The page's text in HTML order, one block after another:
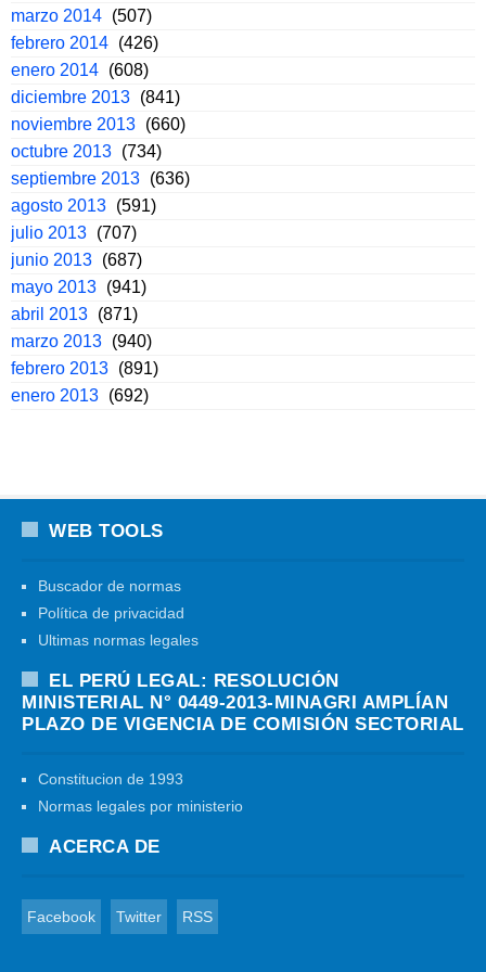
marzo 2014 (507)
febrero 2014 (426)
enero 2014 (608)
diciembre 2013 (841)
noviembre 2013 (660)
octubre 2013 (734)
septiembre 2013 (636)
agosto 2013 (591)
julio 2013 (707)
junio 2013 (687)
mayo 2013 (941)
abril 2013 (871)
marzo 2013 (940)
febrero 2013 (891)
enero 2013 (692)
WEB TOOLS
Buscador de normas
Política de privacidad
Ultimas normas legales
EL PERÚ LEGAL: RESOLUCIÓN
MINISTERIAL N° 0449-2013-MINAGRI AMPLÍAN
PLAZO DE VIGENCIA DE COMISIÓN SECTORIAL
Constitucion de 1993
Normas legales por ministerio
ACERCA DE
Facebook Twitter RSS